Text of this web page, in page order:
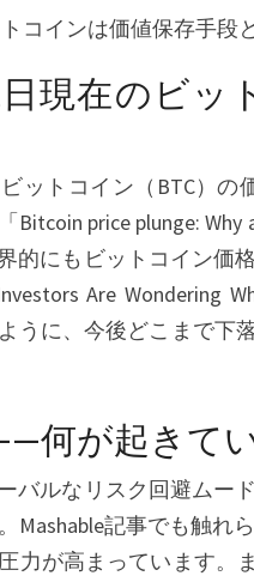
動
く
下
の
背
景
と
価
存
手
段
と
コインは価値保存手段
現在のビッ
ットコイン（BTC）の
price plunge: Why
的にもビットコイン価
Are Wondering
うに、今後どこまで下
何が起きて
バルなリスク回避ムー
Mashable記事でも触れ
力が高まっています。